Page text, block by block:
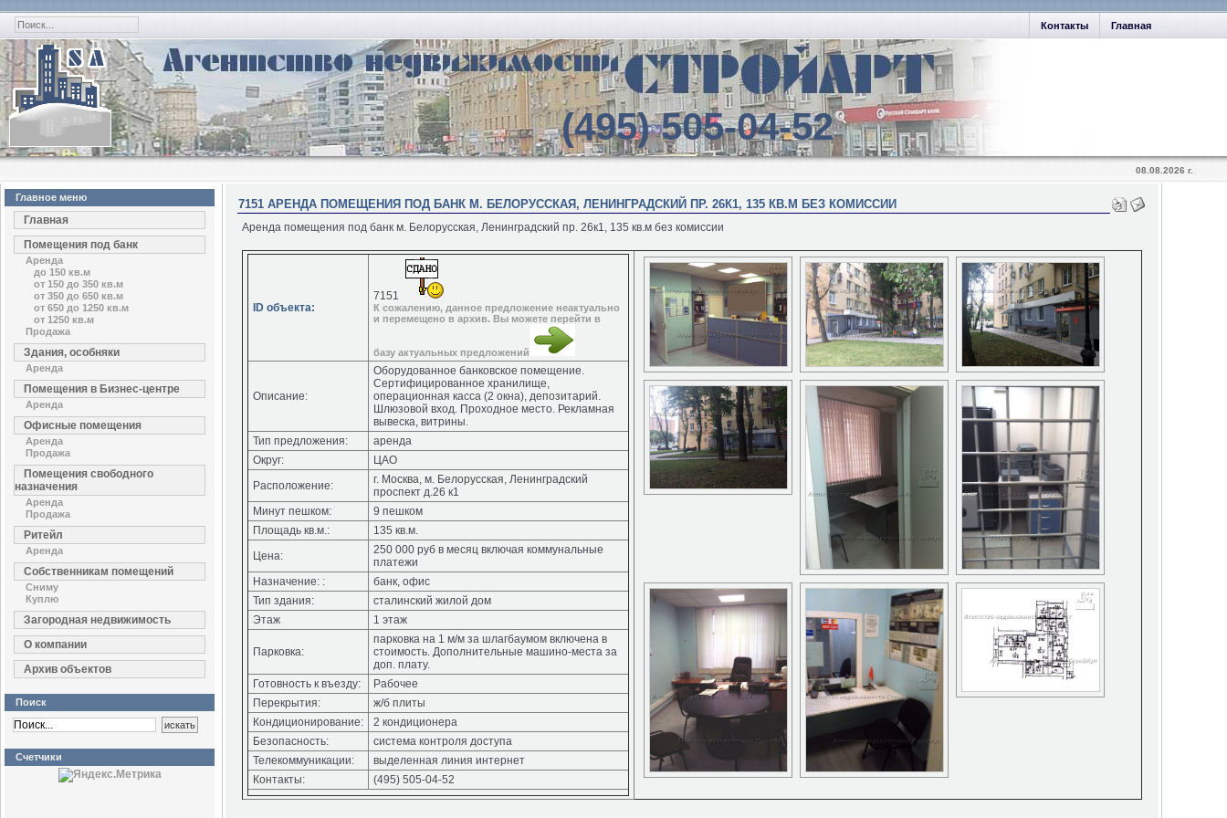
Главная
Контакты
(495) 505-04-52
08.08.2026 г.
Главное меню
Главная
Помещения под банк
Аренда
до 150 кв.м
от 150 до 350 кв.м
от 350 до 650 кв.м
от 650 до 1250 кв.м
от 1250 кв.м
Продажа
Здания, особняки
Аренда
Помещения в Бизнес-центре
Аренда
Офисные помещения
Аренда
Продажа
Помещения свободного
назначения
Аренда
Продажа
Ритейл
Аренда
Собственникам помещений
Сниму
Куплю
Загородная недвижимость
О компании
Архив объектов
Поиск
Счетчики
7151 АРЕНДА ПОМЕЩЕНИЯ ПОД БАНК М. БЕЛОРУССКАЯ, ЛЕНИНГРАДСКИЙ ПР. 26К1, 135 КВ.М БЕЗ КОМИССИИ
Аренда помещения под банк м. Белорусская, Ленинградский пр. 26к1, 135 кв.м без комиссии
ID объекта:
7151
К сожалению, данное предложение неактуально
и перемещено в архив. Вы можете перейти в
базу актуальных предложений
Описание:
Оборудованное банковское помещение.
Сертифицированное хранилище,
операционная касса (2 окна), депозитарий.
Шлюзовой вход. Проходное место. Рекламная
вывеска, витрины.
Тип предложения:
аренда
Округ:
ЦАО
Расположение:
г. Москва, м. Белорусская, Ленинградский
проспект д.26 к1
Минут пешком:
9 пешком
Площадь кв.м.:
135 кв.м.
Цена:
250 000 руб в месяц включая коммунальные
платежи
Назначение: :
банк, офис
Тип здания:
сталинский жилой дом
Этаж
1 этаж
Парковка:
парковка на 1 м/м за шлагбаумом включена в
стоимость. Дополнительные машино-места за
доп. плату.
Готовность к въезду:
Рабочее
Перекрытия:
ж/б плиты
Кондиционирование:
2 кондиционера
Безопасность:
система контроля доступа
Телекоммуникации:
выделенная линия интернет
Контакты:
(495) 505-04-52